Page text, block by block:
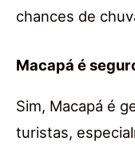
chances de
Macapá é
Sim, Macapá é
turistas,